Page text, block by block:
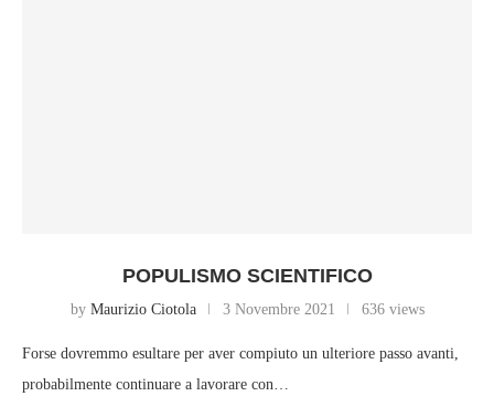
POPULISMO SCIENTIFICO
by Maurizio Ciotola 3 Novembre 2021 636 views
Forse dovremmo esultare per aver compiuto un ulteriore passo avanti,
probabilmente continuare a lavorare con…